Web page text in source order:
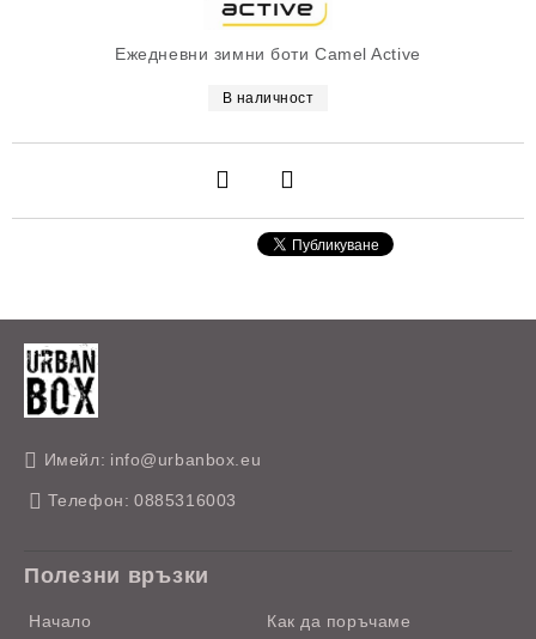
Ежедневни зимни боти Camel Active
В наличност
Имейл: info@urbanbox.eu
Телефон: 0885316003
Полезни връзки
Начало
Как да поръчаме